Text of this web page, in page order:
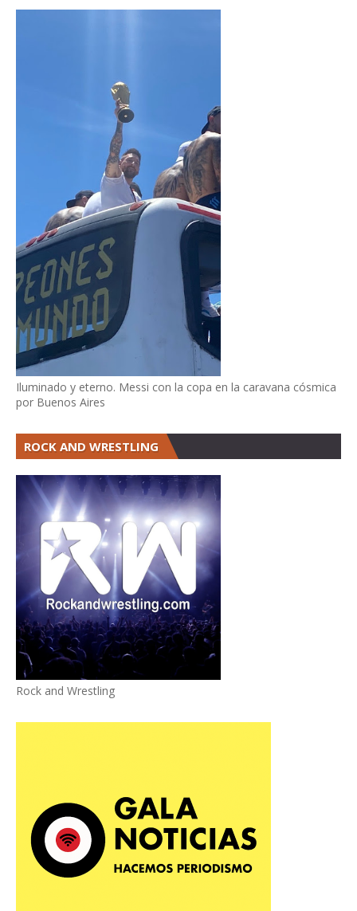
Iluminado y eterno. Messi con la copa en la caravana cósmica
por Buenos Aires
ROCK AND WRESTLING
Rock and Wrestling